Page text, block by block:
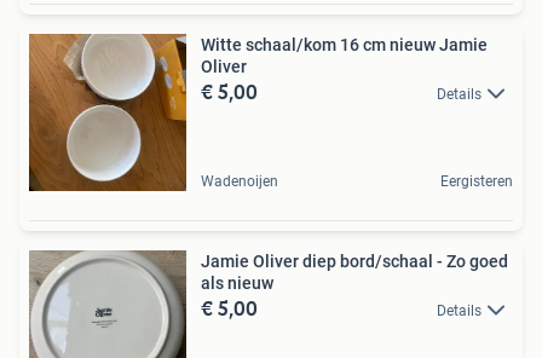
Witte schaal/kom 16 cm nieuw Jamie
Oliver
€ 5,00 Details
Wadenoijen Eergisteren
Jamie Oliver diep bord/schaal - Zo goed
als nieuw
€ 5,00 Details